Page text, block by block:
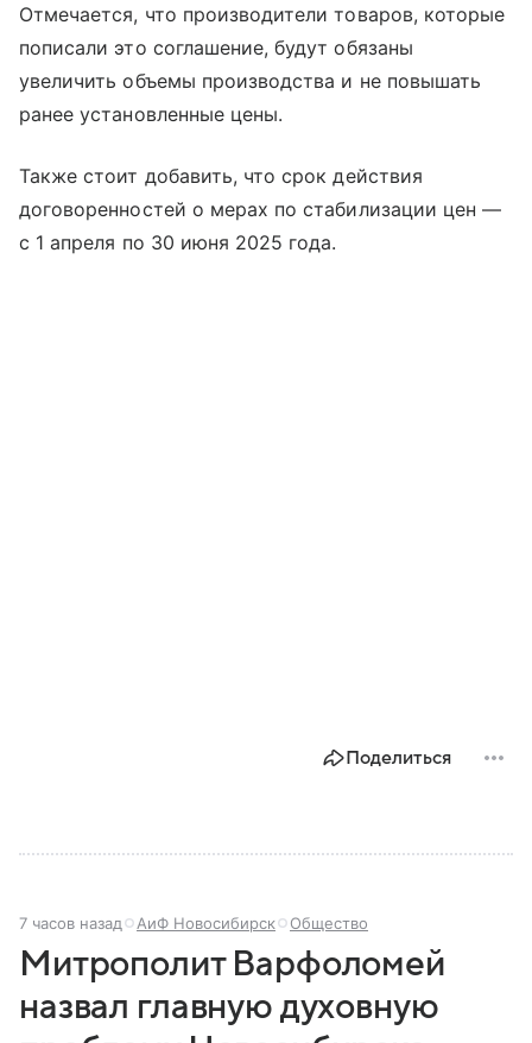
Отмечается, что производители товаров, которые
пописали это соглашение, будут обязаны
увеличить объемы производства и не повышать
ранее установленные цены.
Также стоит добавить, что срок действия
договоренностей о мерах по стабилизации цен —
с 1 апреля по 30 июня 2025 года.
Поделиться
7 часов назад АиФ Новосибирск Общество
Митрополит Варфоломей
назвал главную духовную